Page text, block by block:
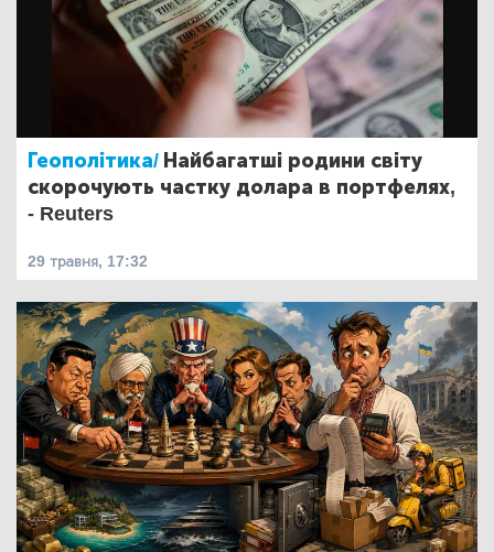
Геополітика/ Найбагатші родини світу
скорочують частку долара в портфелях,
- Reuters
29 травня, 17:32